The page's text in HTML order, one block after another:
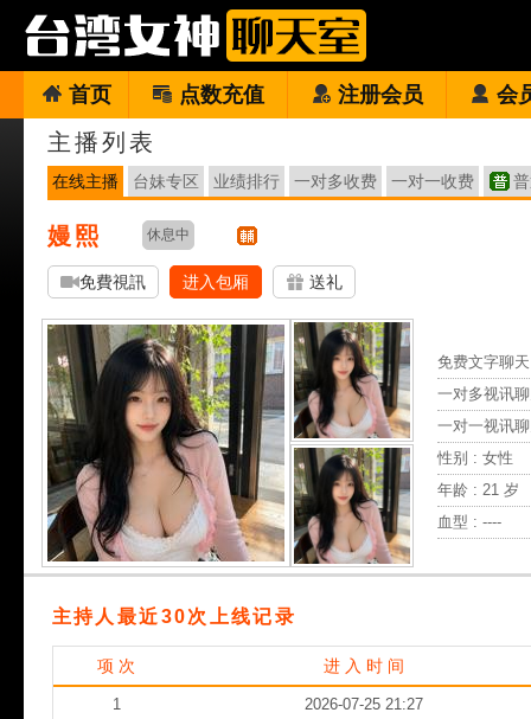
首页 点数充值 注册会员 会
主播列表
在线主播 台妹专区 业绩排行 一对多收费 一对一收费
嫚熙 休息中
免費視訊 进入包厢 送礼
免费文字聊
一对多视讯
一对一视讯
性别 : 女性
年龄 : 21 岁
血型 : ----
主持人最近30次上线记录
项 次 进 入 时 间
1 2026-07-25 21:27